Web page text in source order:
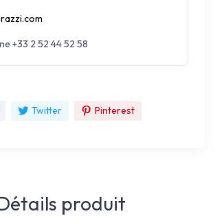
+33 2 52 44 52 58
Twitter Pinterest
produit